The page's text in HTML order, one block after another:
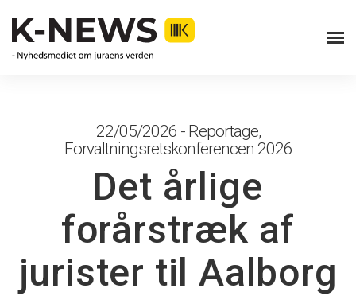
22/05/2026 - Reportage,
Forvaltningsretskonferencen 2026
Det årlige
forårstræk af
jurister til Aalborg